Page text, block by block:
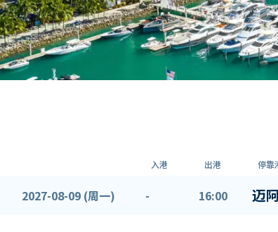
入港 出港 停靠
2027-08-09 (周一) - 16:00 迈